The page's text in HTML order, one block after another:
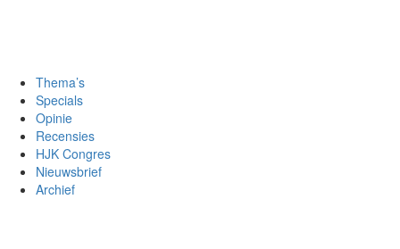
Thema’s
Specials
Opinie
Recensies
HJK Congres
Nieuwsbrief
Archief